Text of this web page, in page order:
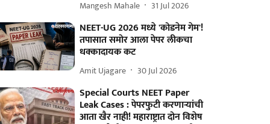
Mangesh Mahale 31 Jul 2026
NEET-UG 2026 मध्ये 'कोडनेम गेम'!
तपासात समोर आला पेपर लीकचा
धक्कादायक कट
Amit Ujagare 30 Jul 2026
Special Courts NEET Paper
Leak Cases : पेपरफुटी करणाऱ्यांची
आता खैर नाही! महाराष्ट्रात दोन विशेष